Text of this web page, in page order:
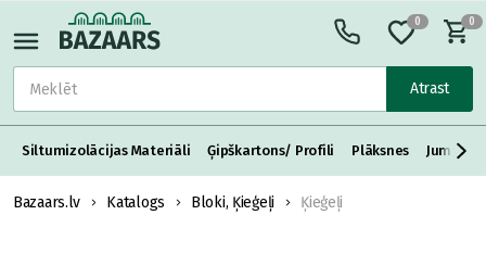
Atrast
0 0
Siltumizolācijas Materiāli Ģipškartons/ Profili Plāksnes Jumta
Bazaars.lv Katalogs Bloki, Ķieģeļi Ķieģeļi